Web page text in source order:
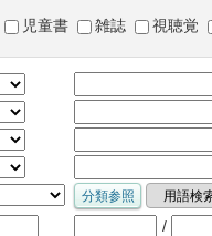
児童書 雑誌 視聴覚
/